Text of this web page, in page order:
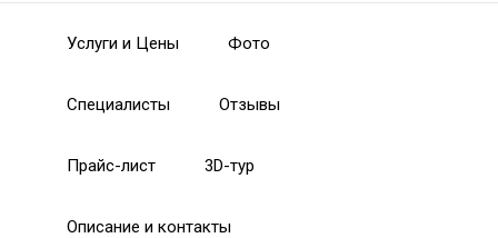
Услуги и Цены Фото
Специалисты Отзывы
Прайс-лист 3D-тур
Описание и контакты